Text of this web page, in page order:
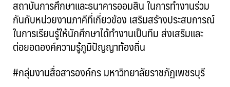
สถาบันการศึกษาและธนาคารออมสิน ในการทํางานร่วม
กันกับหน่วยงานภาคีที่เกี่ยวข้อง เสริมสร้างประสบการณ์
ในการเรียนรู้ให้นักศึกษาได้ทํางานเป็นทีม ส่งเสริมและ
ต่อยอดองค์ความรู้ภูมิปัญญาท้องถิ่น
#กลุ่มงานสื่อสารองค์กร มหาวิทยาลัยราชภัฏเพชรบุรี